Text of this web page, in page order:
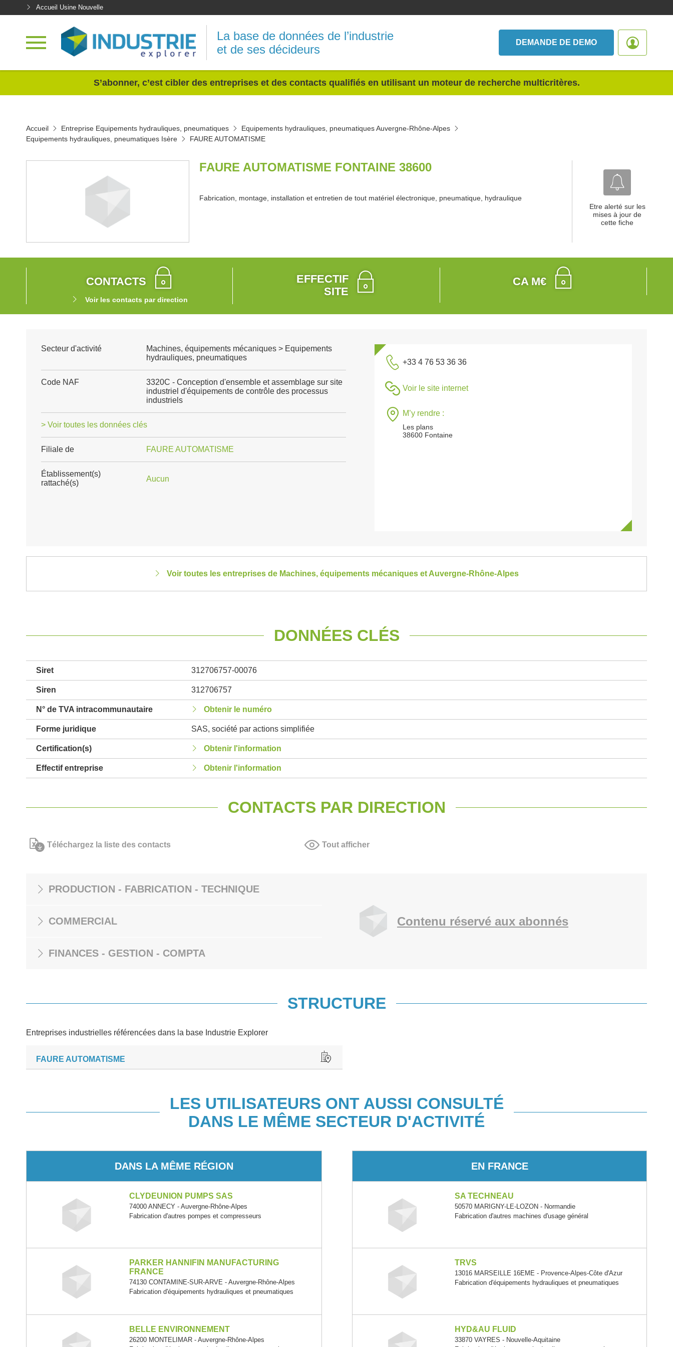
Accueil Usine Nouvelle
La base de données de l’industrie
et de ses décideurs
DEMANDE DE DEMO
S’abonner, c’est cibler des entreprises et des contacts qualifiés en utilisant un moteur de recherche multicritères.
Accueil Entreprise Equipements hydrauliques, pneumatiques
Equipements hydrauliques, pneumatiques Auvergne-Rhône-Alpes
Equipements hydrauliques, pneumatiques Isère
FAURE AUTOMATISME
FAURE AUTOMATISME FONTAINE 38600
Fabrication, montage, installation et entretien de tout matériel électronique, pneumatique, hydraulique
Etre alerté sur les
mises à jour de
cette fiche
CONTACTS
Voir les contacts par direction
EFFECTIF
SITE
CA M€
Secteur d'activité
Machines, équipements mécaniques > Equipements
hydrauliques, pneumatiques
Code NAF
3320C - Conception d'ensemble et assemblage sur site
industriel d'équipements de contrôle des processus
industriels
> Voir toutes les données clés
Filiale de FAURE AUTOMATISME
Établissement(s)
rattaché(s)
Aucun
+33 4 76 53 36 36
Voir le site internet
M’y rendre :
Les plans
38600 Fontaine
Voir toutes les entreprises de Machines, équipements mécaniques et Auvergne-Rhône-Alpes
DONNÉES CLÉS
Siret 312706757-00076
Siren 312706757
N° de TVA intracommunautaire Obtenir le numéro
Forme juridique SAS, société par actions simplifiée
Certification(s) Obtenir l'information
Effectif entreprise Obtenir l'information
CONTACTS PAR DIRECTION
Téléchargez la liste des contacts Tout afficher
PRODUCTION - FABRICATION - TECHNIQUE
COMMERCIAL
FINANCES - GESTION - COMPTA
Contenu réservé aux abonnés
STRUCTURE
Entreprises industrielles référencées dans la base Industrie Explorer
FAURE AUTOMATISME
LES UTILISATEURS ONT AUSSI CONSULTÉ
DANS LE MÊME SECTEUR D'ACTIVITÉ
DANS LA MÊME RÉGION
CLYDEUNION PUMPS SAS
74000 ANNECY - Auvergne-Rhône-Alpes
Fabrication d'autres pompes et compresseurs
PARKER HANNIFIN MANUFACTURING
FRANCE
74130 CONTAMINE-SUR-ARVE - Auvergne-Rhône-Alpes
Fabrication d'équipements hydrauliques et pneumatiques
BELLE ENVIRONNEMENT
26200 MONTELIMAR - Auvergne-Rhône-Alpes
EN FRANCE
SA TECHNEAU
50570 MARIGNY-LE-LOZON - Normandie
Fabrication d'autres machines d'usage général
TRVS
13016 MARSEILLE 16EME - Provence-Alpes-Côte d'Azur
Fabrication d'équipements hydrauliques et pneumatiques
HYD&AU FLUID
33870 VAYRES - Nouvelle-Aquitaine